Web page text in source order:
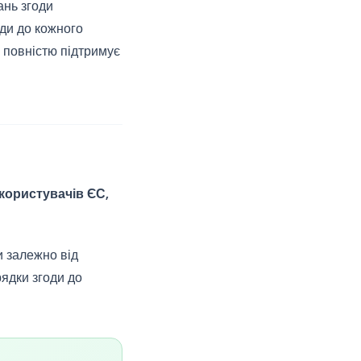
згоди
до кожного
підтримує
ЄС,
залежно від
згоди до